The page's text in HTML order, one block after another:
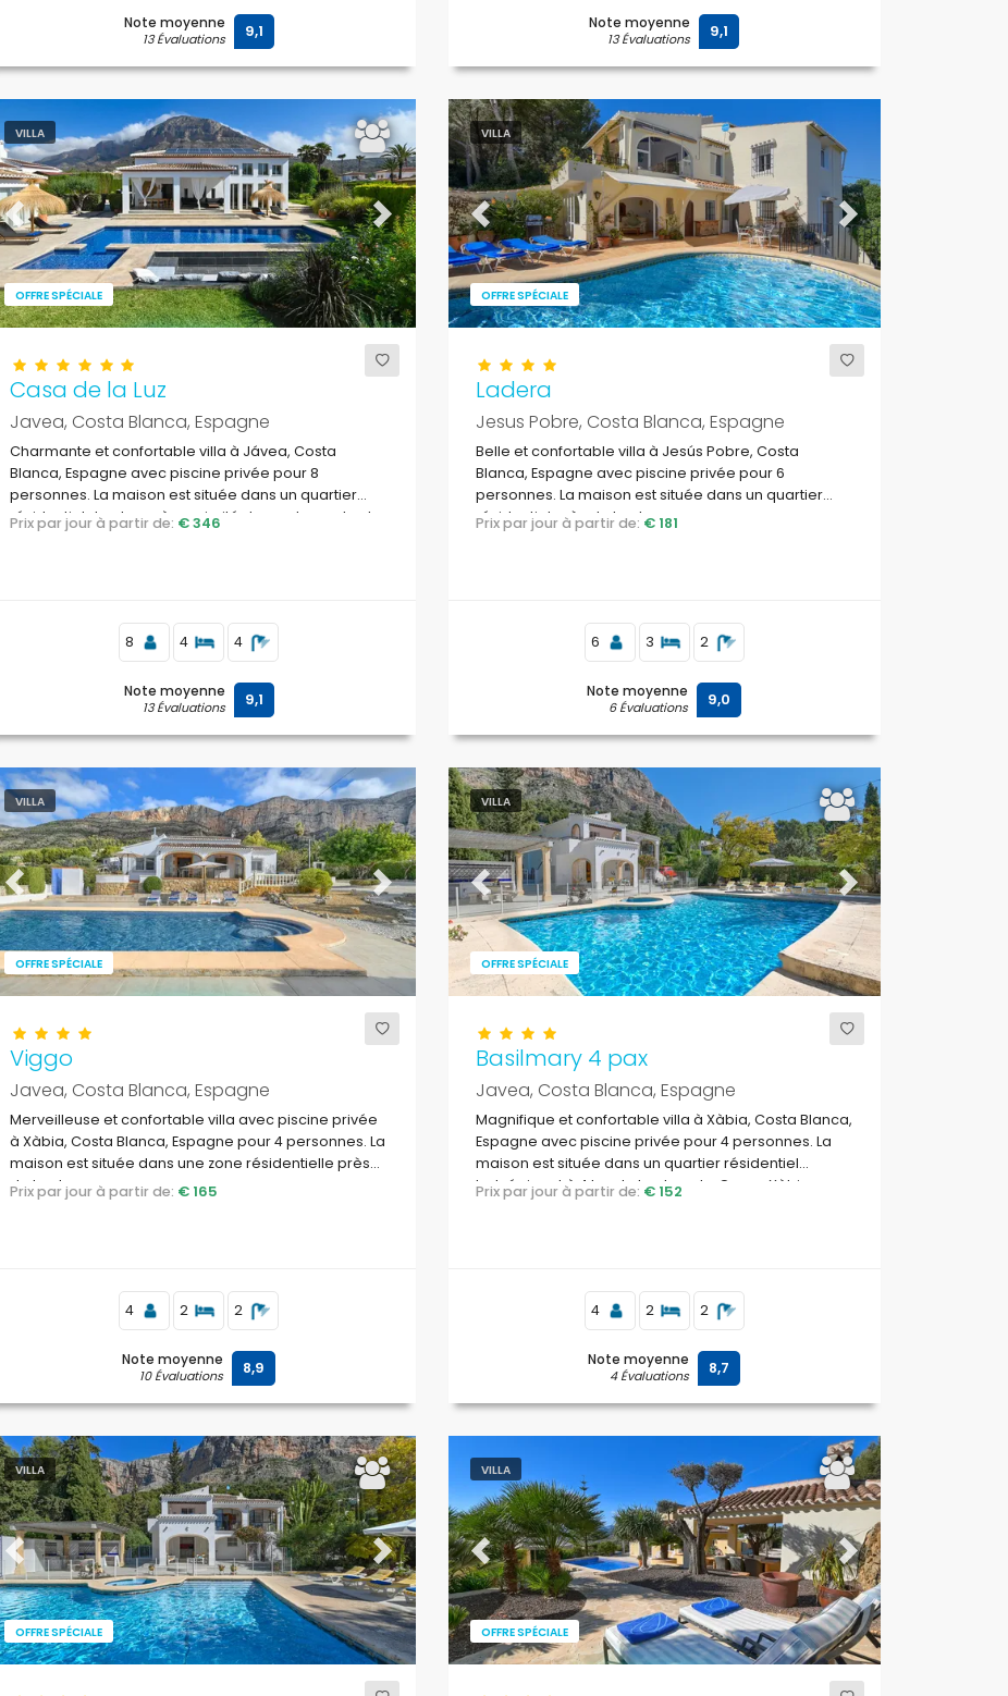
Note moyenne
13 Évaluations 9,1 Note moyenne
13 Évaluations 9,1
VILLA
OFFRE SPÉCIALE
Previous Next
Casa de la Luz
Javea, Costa Blanca, Espagne
Charmante et confortable villa à Jávea, Costa
Blanca, Espagne avec piscine privée pour 8
personnes. La maison est située dans un quartier
résidentiel de plage, à proximité des restaurants et
Prix par jour à partir de: € 346
8 4 4
Note moyenne
13 Évaluations 9,1
VILLA
OFFRE SPÉCIALE
Previous Next
Ladera
Jesus Pobre, Costa Blanca, Espagne
Belle et confortable villa à Jesús Pobre, Costa
Blanca, Espagne avec piscine privée pour 6
personnes. La maison est située dans un quartier
résidentiel près de la plage.
Prix par jour à partir de: € 181
6 3 2
Note moyenne
6 Évaluations 9,0
VILLA
OFFRE SPÉCIALE
Previous Next
Viggo
Javea, Costa Blanca, Espagne
Merveilleuse et confortable villa avec piscine privée
à Xàbia, Costa Blanca, Espagne pour 4 personnes. La
maison est située dans une zone résidentielle près
de la plage.
Prix par jour à partir de: € 165
4 2 2
Note moyenne
10 Évaluations 8,9
VILLA
OFFRE SPÉCIALE
Previous Next
Basilmary 4 pax
Javea, Costa Blanca, Espagne
Magnifique et confortable villa à Xàbia, Costa Blanca,
Espagne avec piscine privée pour 4 personnes. La
maison est située dans un quartier résidentiel
balnéaire et à 4 km de la plage La Grava, Xàbia.
Prix par jour à partir de: € 152
4 2 2
Note moyenne
4 Évaluations 8,7
VILLA
OFFRE SPÉCIALE
Previous Next
VILLA
OFFRE SPÉCIALE
Previous Next